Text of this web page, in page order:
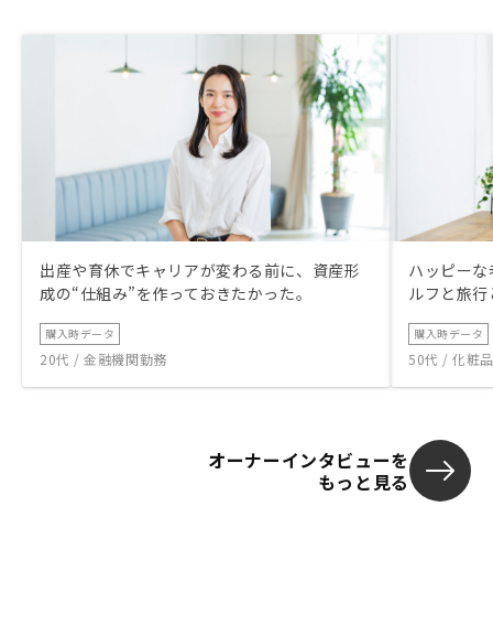
出産や育休でキャリアが変わる前に、資産形
成の“仕組み”を作っておきたかった。
購入時データ
20代 / 金融機関勤務
ハッピー
ルフと旅
購入時データ
50代 / 化粧
オーナーインタビューを
もっと見る